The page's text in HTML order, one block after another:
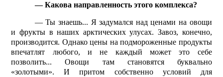
— Какова направленность этого комплекса?
— Ты знаешь... Я задумался над ценами на овощи
и фрукты в наших арктических улусах. Завоз, конечно,
производится. Однако цены на подмороженные продукты
впечатлят любого, и не каждый может это себе
позволить... Овощи там становятся буквально
«золотыми». И притом собственно условий для